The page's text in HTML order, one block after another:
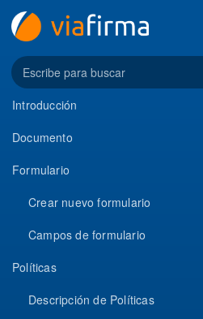
Introducción
Documento
Formulario
Crear nuevo formulario
Campos de formulario
Políticas
Descripción de Políticas